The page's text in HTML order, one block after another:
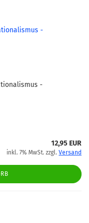
-
12,95 EUR
inkl. 7% MwSt. zzgl. Versand